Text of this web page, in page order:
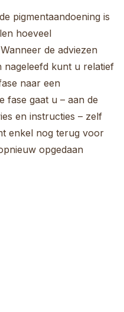
pigmentaandoening is
hoeveel
de adviezen
kunt u relatief
naar een
fase gaat u – aan de
en instructies – zelf
enkel nog terug voor
opgedaan